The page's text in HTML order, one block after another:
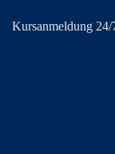
Kursanmeldung